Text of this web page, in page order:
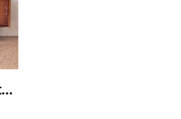
Enfilade chêne vintage portes coulissantes